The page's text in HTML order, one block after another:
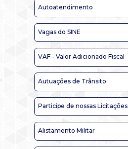
Autoatendimento
Vagas do SINE
VAF - Valor Adicionado Fiscal
Autuações de Trânsito
Participe de nossas Licitações
Alistamento Militar